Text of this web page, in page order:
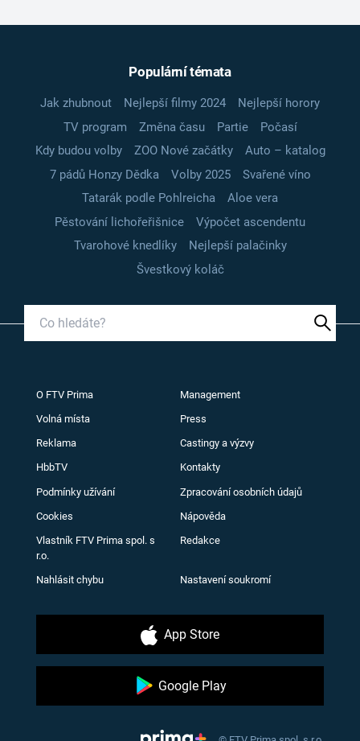
Populární témata
Jak zhubnout Nejlepší filmy 2024
Nejlepší horory
TV program
Změna času Partie
Počasí
Kdy budou volby
ZOO Nové začátky
Auto – katalog
7 pádů Honzy Dědka
Volby 2025
Svařené víno
Tatarák podle Pohlreicha
Aloe vera
Pěstování lichořeřišnice
Výpočet ascendentu
Tvarohové knedlíky
Nejlepší palačinky
Švestkový koláč
O FTV Prima Management
Volná místa Press
Reklama Castingy a výzvy
HbbTV Kontakty
Podmínky užívání Zpracování osobních údajů
Cookies Nápověda
Vlastník FTV Prima spol. s
r.o.
Redakce
Nahlásit chybu Nastavení soukromí
App Store
Google Play